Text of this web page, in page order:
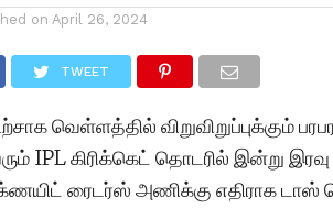
on April 26, 2024
TWEET
வெள்ளத்தில் விறுவிறுப்புக்கும்
IPL கிரிக்கெட் தொடரில் இன்று
ரைடர்ஸ் அணிக்கு எதிராக டாஸ்